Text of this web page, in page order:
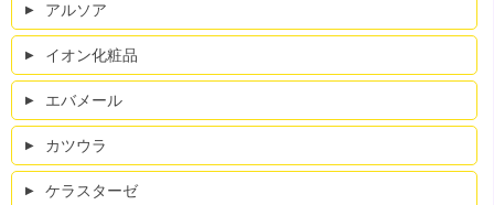
アルソア
イオン化粧品
エバメール
カツウラ
ケラスターゼ